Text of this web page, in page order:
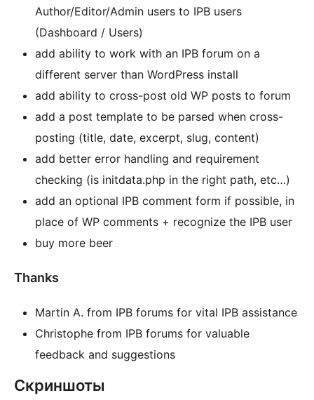
Author/Editor/Admin users to IPB users
(Dashboard / Users)
add ability to work with an IPB forum on a
different server than WordPress install
add ability to cross-post old WP posts to forum
add a post template to be parsed when cross-
posting (title, date, excerpt, slug, content)
add better error handling and requirement
checking (is initdata.php in the right path, etc…)
add an optional IPB comment form if possible, in
place of WP comments + recognize the IPB user
buy more beer
Thanks
Martin A. from IPB forums for vital IPB assistance
Christophe from IPB forums for valuable
feedback and suggestions
Скриншоты